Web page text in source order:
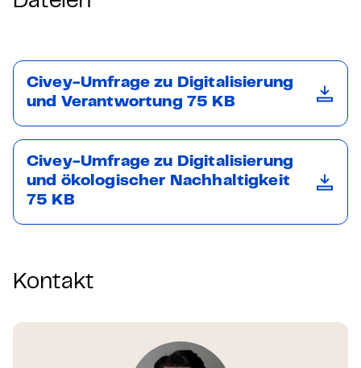
Civey-Umfrage zu Digitalisierung
und Verantwortung 75 KB
Civey-Umfrage zu Digitalisierung
und ökologischer Nachhaltigkeit
75 KB
Kontakt